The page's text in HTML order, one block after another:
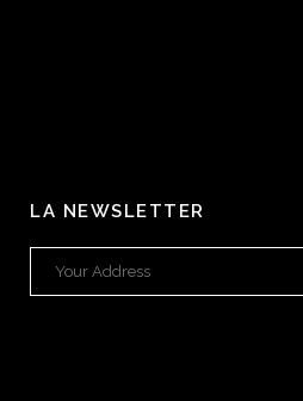
LA NEWSLETTER